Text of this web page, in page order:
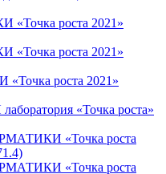
«Точка роста 2021»
«Точка роста 2021»
роста 2021»
«Точка роста»
«Точка роста
«Точка роста